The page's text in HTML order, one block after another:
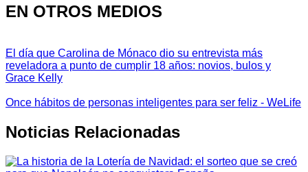
EN OTROS MEDIOS
El día que Carolina de Mónaco dio su entrevista más
reveladora a punto de cumplir 18 años: novios, bulos y
Grace Kelly
Once hábitos de personas inteligentes para ser feliz - WeLife
Noticias Relacionadas